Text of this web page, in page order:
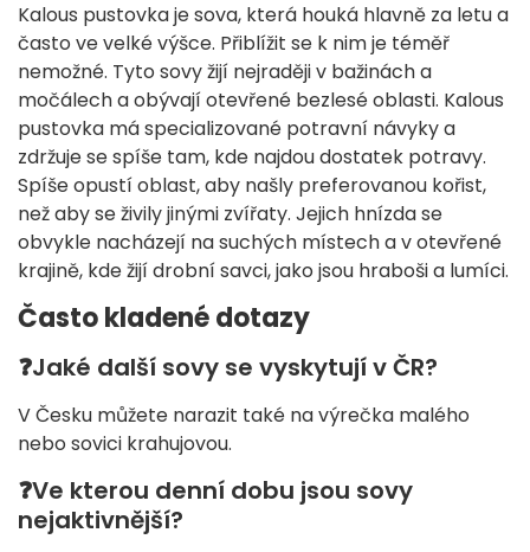
Kalous pustovka je sova, která houká hlavně za letu a
často ve velké výšce. Přiblížit se k nim je téměř
nemožné. Tyto sovy žijí nejraději v bažinách a
močálech a obývají otevřené bezlesé oblasti. Kalous
pustovka má specializované potravní návyky a
zdržuje se spíše tam, kde najdou dostatek potravy.
Spíše opustí oblast, aby našly preferovanou kořist,
než aby se živily jinými zvířaty. Jejich hnízda se
obvykle nacházejí na suchých místech a v otevřené
krajině, kde žijí drobní savci, jako jsou hraboši a lumíci.
Často kladené dotazy
❓Jaké další sovy se vyskytují v ČR?
V Česku můžete narazit také na výrečka malého
nebo sovici krahujovou.
❓Ve kterou denní dobu jsou sovy
nejaktivnější?